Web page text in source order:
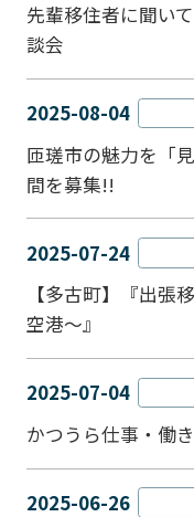
先輩移住者に聞い
談会
2025-08-04
匝瑳市の魅力を「
間を募集!!
2025-07-24
【多古町】『出張
空港～』
2025-07-04
かつうら仕事・働
2025-06-26